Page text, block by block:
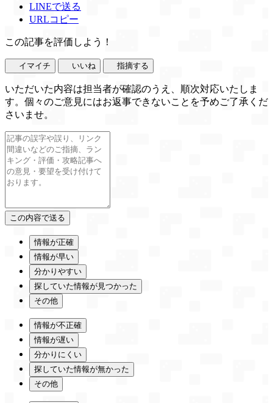
LINEで送る
URLコピー
この記事を評価しよう！
イマイチ いいね 指摘する
いただいた内容は担当者が確認のうえ、順次対応いたしま
す。個々のご意見にはお返事できないことを予めご了承くだ
さいませ。
情報が正確
情報が早い
分かりやすい
探していた情報が見つかった
その他
情報が不正確
情報が遅い
分かりにくい
探していた情報が無かった
その他